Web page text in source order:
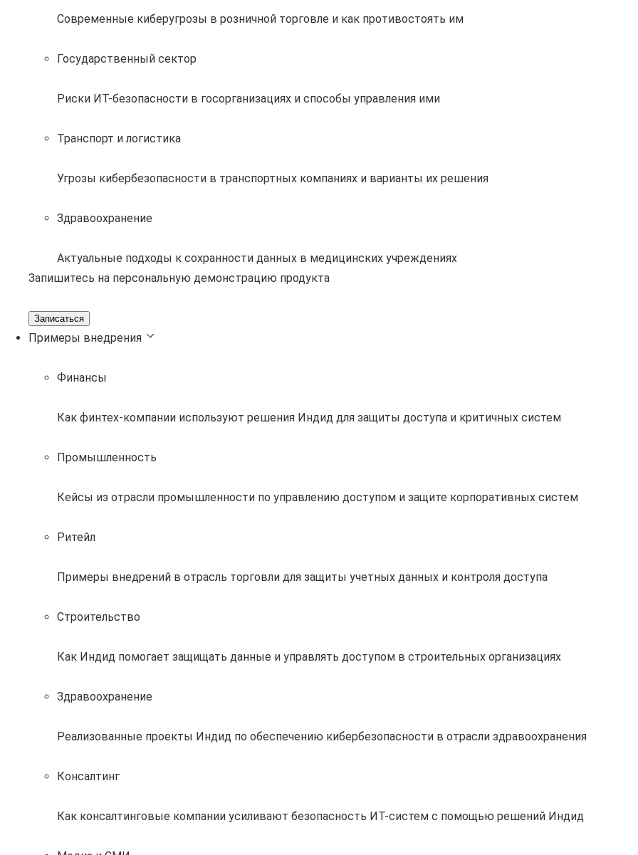
Современные киберугрозы в розничной торговле и как противостоять им
Государственный сектор
Риски ИТ-безопасности в госорганизациях и способы управления ими
Транспорт и логистика
Угрозы кибербезопасности в транспортных компаниях и варианты их решения
Здравоохранение
Актуальные подходы к сохранности данных в медицинских учреждениях
Запишитесь на персональную демонстрацию продукта
Записаться
Примеры внедрения
Финансы
Как финтех-компании используют решения Индид для защиты доступа и критичных систем
Промышленность
Кейсы из отрасли промышленности по управлению доступом и защите корпоративных систем
Ритейл
Примеры внедрений в отрасль торговли для защиты учетных данных и контроля доступа
Строительство
Как Индид помогает защищать данные и управлять доступом в строительных организациях
Здравоохранение
Реализованные проекты Индид по обеспечению кибербезопасности в отрасли здравоохранения
Консалтинг
Как консалтинговые компании усиливают безопасность ИТ-систем с помощью решений Индид